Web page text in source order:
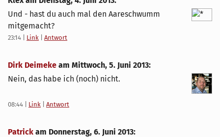
Und - hast du auch mal den Aareschwumm
mitgemacht?
23:14 Link Antwort
Dirk Deimeke am Mittwoch, 5. Juni 2013:
Nein, das habe ich (noch) nicht.
08:44 Link Antwort
Patrick am Donnerstag, 6. Juni 2013: